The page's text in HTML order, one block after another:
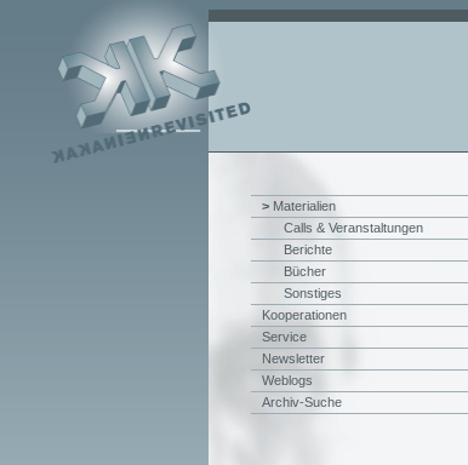
> Materialien
Calls & Veranstaltungen
Berichte
Bücher
Sonstiges
Kooperationen
Service
Newsletter
Weblogs
Archiv-Suche